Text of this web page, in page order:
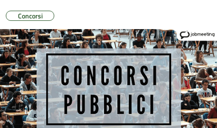
Concorsi